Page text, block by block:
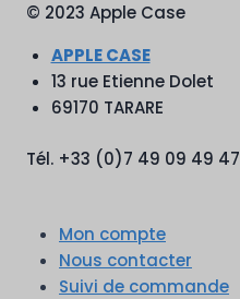
© 2023 Apple Case
APPLE CASE
13 rue Etienne Dolet
69170 TARARE
Tél. +33 (0)7 49 09 49 47
Mon compte
Nous contacter
Suivi de commande